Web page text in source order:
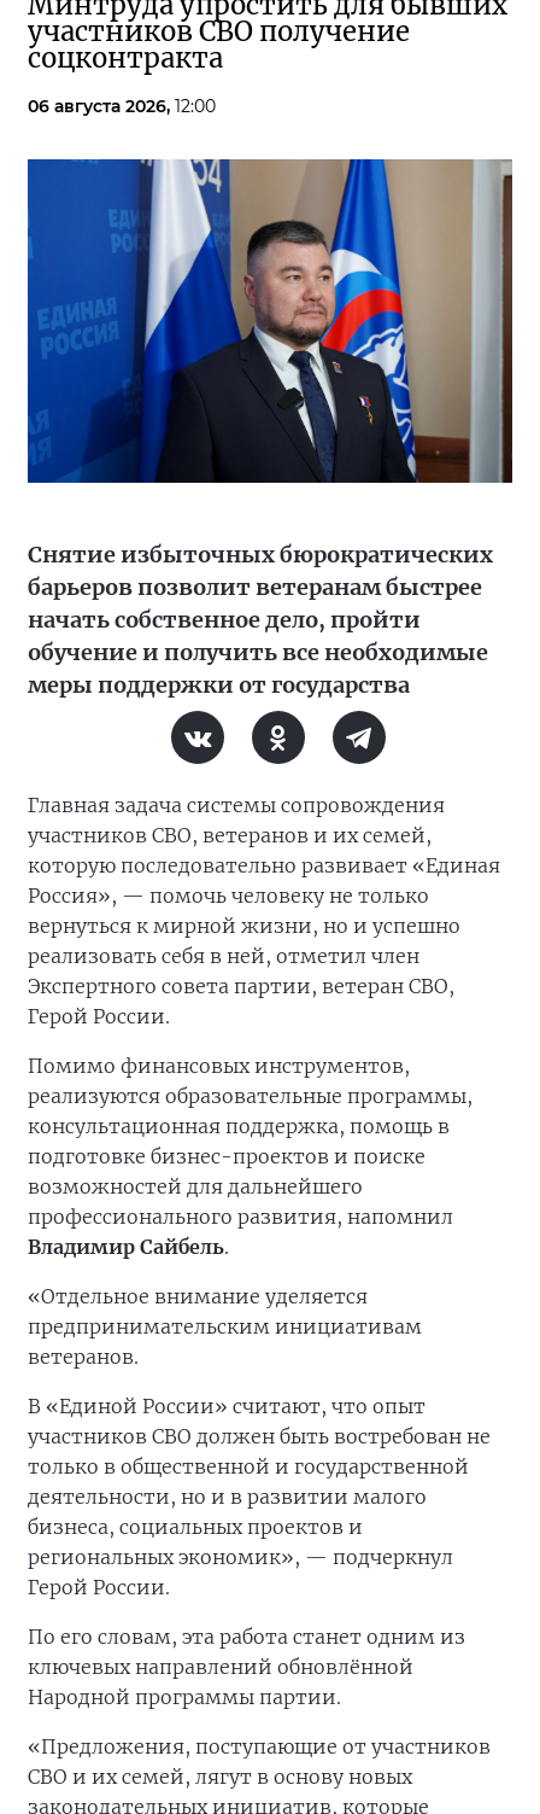
участников СВО получение
соцконтракта
06 августа 2026, 12:00
Снятие избыточных бюрократических
барьеров позволит ветеранам быстрее
начать собственное дело, пройти
обучение и получить все необходимые
меры поддержки от государства
Главная задача системы сопровождения
участников СВО, ветеранов и их семей,
которую последовательно развивает «Единая
Россия», — помочь человеку не только
вернуться к мирной жизни, но и успешно
реализовать себя в ней, отметил член
Экспертного совета партии, ветеран СВО,
Герой России.
Помимо финансовых инструментов,
реализуются образовательные программы,
консультационная поддержка, помощь в
подготовке бизнес-проектов и поиске
возможностей для дальнейшего
профессионального развития, напомнил
Владимир Сайбель.
«Отдельное внимание уделяется
предпринимательским инициативам
ветеранов.
В «Единой России» считают, что опыт
участников СВО должен быть востребован не
только в общественной и государственной
деятельности, но и в развитии малого
бизнеса, социальных проектов и
региональных экономик», — подчеркнул
Герой России.
По его словам, эта работа станет одним из
ключевых направлений обновлённой
Народной программы партии.
«Предложения, поступающие от участников
СВО и их семей, лягут в основу новых
законодательных инициатив, которые